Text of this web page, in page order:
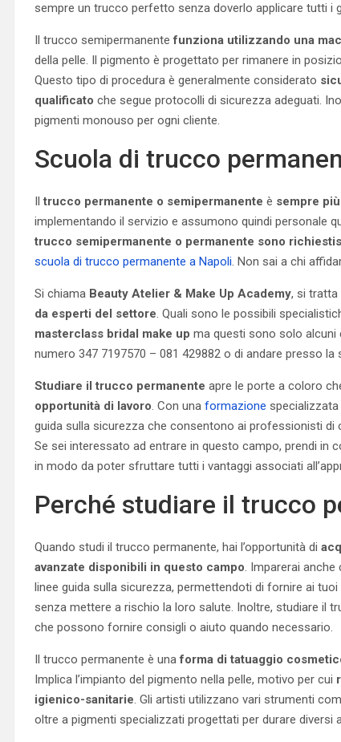
sempre un trucco perfetto senza doverlo applicare tutti i
Il trucco semipermanentefunziona utilizzando una
della pelle. Il pigmento è progettato per rimanere in
Questo tipo di procedura è generalmente considerato
qualificato che segue protocolli di sicurezza adeguati.
pigmenti monouso per ogni cliente.
Scuola di trucco
Iltrucco permanente o semipermanente è sempre
implementando il servizio e assumono quindi personale
trucco semipermanente o permanente sono
scuola di trucco permanente a Napoli. Non sai a chi
Si chiama Beauty Atelier & Make Up Academy, si
da esperti del settore. Quali sono le possibili
masterclass bridal make up ma questi sono solo alcuni
numero 347 7197570 – 081 429882 o di andare presso
Studiare il trucco permanenteapre le porte a coloro
opportunità di lavoro. Con unaformazione
guida sulla sicurezza che consentono ai professionisti
Se sei interessato ad entrare in questo campo, prendi in
in modo da poter sfruttare tutti i vantaggi associati
Perché studiare il trucco
Quando studi il trucco permanente, hai l’opportunità di
avanzate disponibili in questo campo. Imparerai
linee guida sulla sicurezza, permettendoti di fornire ai
senza mettere a rischio la loro salute. Inoltre, studiare il
che possono fornire consigli o aiuto quando necessario.
Il trucco permanente è unaforma di tatuaggio
Implica l’impianto del pigmento nella pelle, motivo per cui
igienico-sanitarie. Gli artisti utilizzano vari strumenti
oltre a pigmenti specializzati progettati per durare diversi